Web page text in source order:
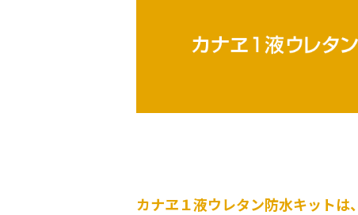
カナヱ１液ウレタン防水キット